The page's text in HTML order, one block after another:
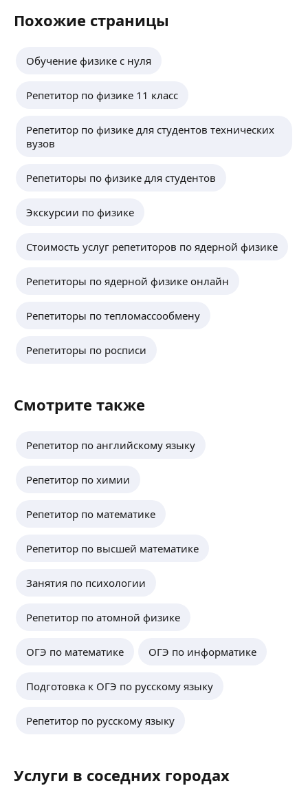
Похожие страницы
Обучение физике с нуля
Репетитор по физике 11 класс
Репетитор по физике для студентов технических
вузов
Репетиторы по физике для студентов
Экскурсии по физике
Стоимость услуг репетиторов по ядерной физике
Репетиторы по ядерной физике онлайн
Репетиторы по тепломассообмену
Репетиторы по росписи
Смотрите также
Репетитор по английскому языку
Репетитор по химии
Репетитор по математике
Репетитор по высшей математике
Занятия по психологии
Репетитор по атомной физике
ОГЭ по математике ОГЭ по информатике
Подготовка к ОГЭ по русскому языку
Репетитор по русскому языку
Услуги в соседних городах